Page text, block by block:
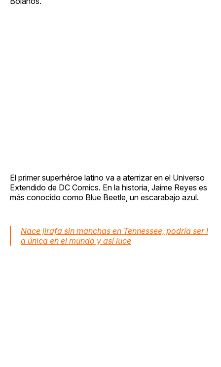
El primer superhéroe latino va a aterrizar en el Universo
Extendido de DC Comics. En la historia, Jaime Reyes es
más conocido como Blue Beetle, un escarabajo azul.
Nace jirafa sin manchas en Tennessee, podría ser l
a única en el mundo y así luce